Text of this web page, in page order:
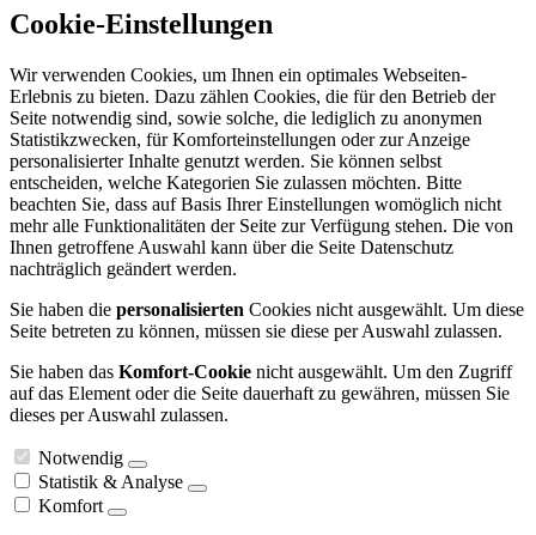
Cookie-Einstellungen
Wir verwenden Cookies, um Ihnen ein optimales Webseiten-
Erlebnis zu bieten. Dazu zählen Cookies, die für den Betrieb der
Seite notwendig sind, sowie solche, die lediglich zu anonymen
Statistikzwecken, für Komforteinstellungen oder zur Anzeige
personalisierter Inhalte genutzt werden. Sie können selbst
entscheiden, welche Kategorien Sie zulassen möchten. Bitte
beachten Sie, dass auf Basis Ihrer Einstellungen womöglich nicht
mehr alle Funktionalitäten der Seite zur Verfügung stehen. Die von
Ihnen getroffene Auswahl kann über die Seite Datenschutz
nachträglich geändert werden.
Sie haben die personalisierten Cookies nicht ausgewählt. Um diese
Seite betreten zu können, müssen sie diese per Auswahl zulassen.
Sie haben das Komfort-Cookie nicht ausgewählt. Um den Zugriff
auf das Element oder die Seite dauerhaft zu gewähren, müssen Sie
dieses per Auswahl zulassen.
Notwendig
Statistik & Analyse
Komfort